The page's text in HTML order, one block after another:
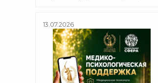
13.07.2026